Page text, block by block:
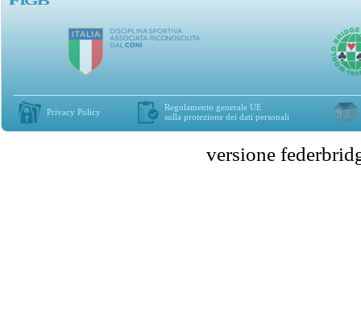
Privacy Policy
Regolamento generale UE
sulla protezione dei dati personali
versione